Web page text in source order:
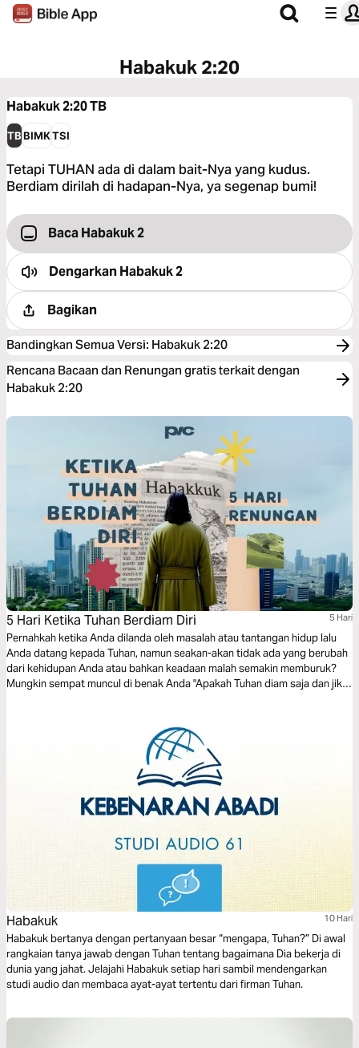
Habakuk 2:20
Habakuk 2:20TB
TBBIMKTSI
Tetapi TUHAN ada di dalam bait-Nya yang kudus.
Berdiam dirilah di hadapan-Nya, ya segenap bumi!
Baca Habakuk 2
Dengarkan Habakuk 2
Bagikan
Bandingkan Semua Versi: Habakuk 2:20
Rencana Bacaan dan Renungan gratis terkait dengan
Habakuk 2:20
5 Hari Ketika Tuhan Berdiam Diri 5 Hari
Pernahkah ketika Anda dilanda oleh masalah atau tantangan hidup lalu
Anda datang kepada Tuhan, namun seakan-akan tidak ada yang berubah
dari kehidupan Anda atau bahkan keadaan malah semakin memburuk?
Mungkin sempat muncul di benak Anda "Apakah Tuhan diam saja dan jika
menelusuri bagaimana Habakkuk merespons ketika jawaban Tuhan atas
doanya tidak seperti yang ia inginkan dan melihat perjalanan Habakuk
dari keluhan yang putus asa menjadi sebuah pujian yang penuh
Habakuk 10 Hari
Habakuk bertanya dengan pertanyaan besar “mengapa, Tuhan?” Di awal
rangkaian tanya jawab dengan Tuhan tentang bagaimana Dia bekerja di
dunia yang jahat. Jelajahi Habakuk setiap hari sambil mendengarkan
studi audio dan membaca ayat-ayat tertentu dari firman Tuhan.